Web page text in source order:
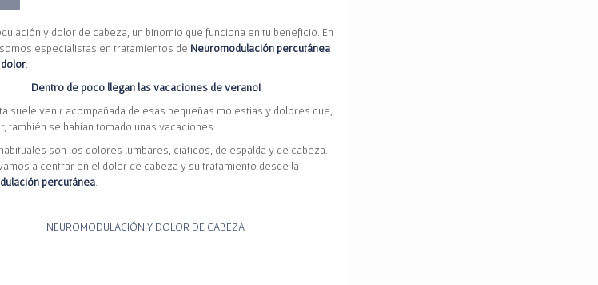
y dolor de cabeza, un binomio que funciona en tu beneficio. En
especialistas en tratamientos de Neuromodulación percutánea
Dentro de poco llegan las vacaciones de verano!
suele venir acompañada de esas pequeñas molestias y dolores que,
también se habían tomado unas vacaciones.
son los dolores lumbares, ciáticos, de espalda y de cabeza.
a centrar en el dolor de cabeza y su tratamiento desde la
percutánea
NEUROMODULACIÓN Y DOLOR DE CABEZA